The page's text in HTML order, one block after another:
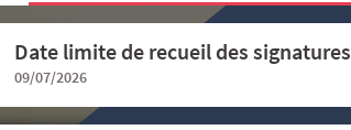
Date limite de recueil des signatures
09/07/2026